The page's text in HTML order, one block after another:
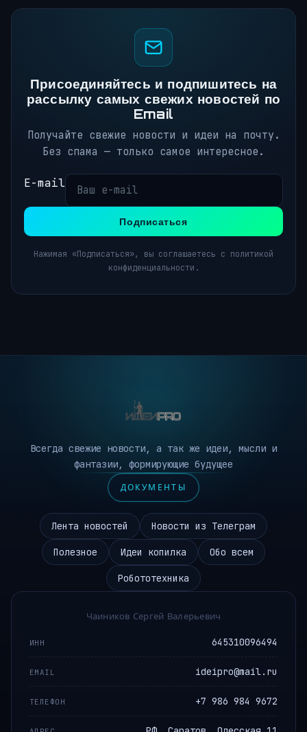
Присоединяйтесь и подпишитесь на
рассылку самых свежих новостей по
Email
Получайте свежие новости и идеи на почту.
Без спама — только самое интересное.
E-mail
Подписаться
Нажимая «Подписаться», вы соглашаетесь с политикой
конфиденциальности.
Всегда свежие новости, а так же идеи, мысли и
фантазии, формирующие будущее
ДОКУМЕНТЫ
Лента новостей Новости из Телеграм
Полезное Идеи копилка Обо всем
Робототехника
Чаиников Сергей Валерьевич
ИНН 645310096494
EMAIL ideipro@mail.ru
ТЕЛЕФОН +7 986 984 9672